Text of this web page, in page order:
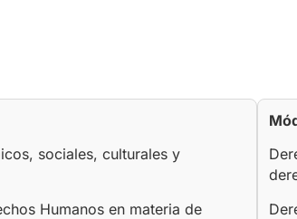
sociales, culturales y
Humanos en materia de